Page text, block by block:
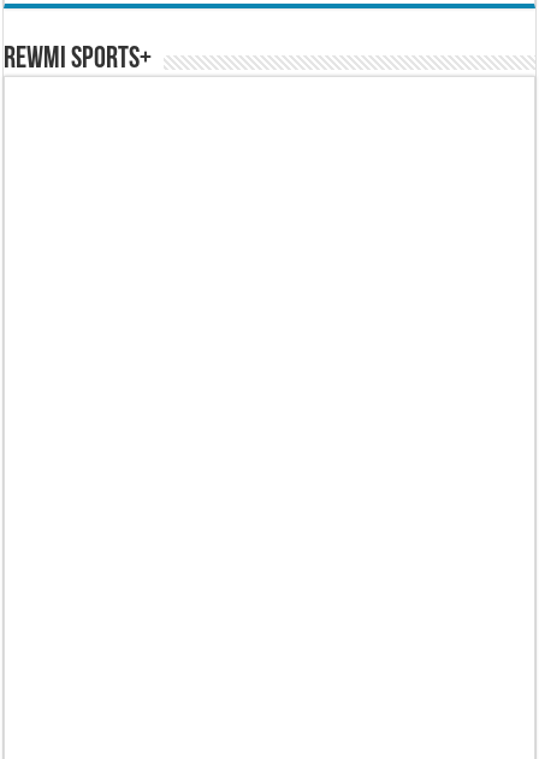
REWMI SPORTS+